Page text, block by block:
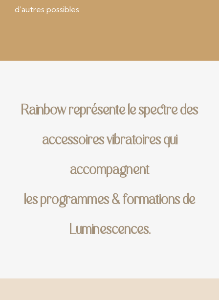
d’autres possibles
Rainbow représente le spectre des
accessoires vibratoires qui
accompagnent
les programmes & formations de
Luminescences.